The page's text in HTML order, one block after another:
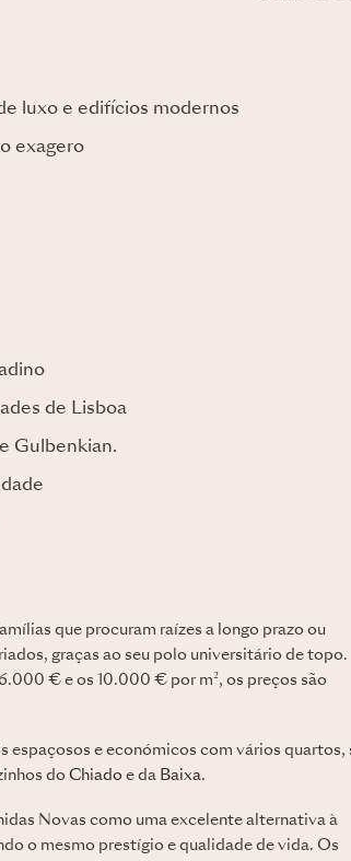
luxo e edifícios modernos
exagero
de Lisboa
Gulbenkian.
que procuram raízes a longo prazo ou
graças ao seu polo universitário de topo.
€ e os 10.000 € por m², os preços são
espaçosos e económicos com vários quartos,
do Chiado e da Baixa.
Novas como uma excelente alternativa à
o mesmo prestígio e qualidade de vida. Os